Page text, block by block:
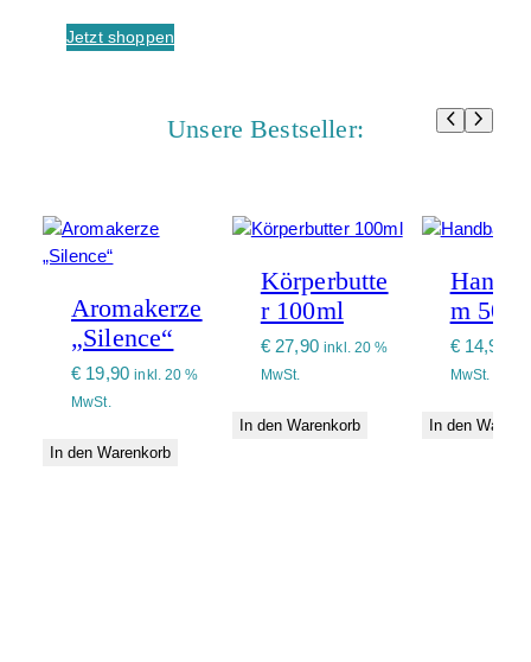
Jetzt shoppen
Unsere Bestseller:
Aromakerze
„Silence“
€ 19,90 inkl. 20 %
MwSt.
In den Warenkorb
Körperbutte
r 100ml
€27,90 inkl. 20 %
MwSt.
In den Warenkorb
m 50
€14,90
MwSt.
In den